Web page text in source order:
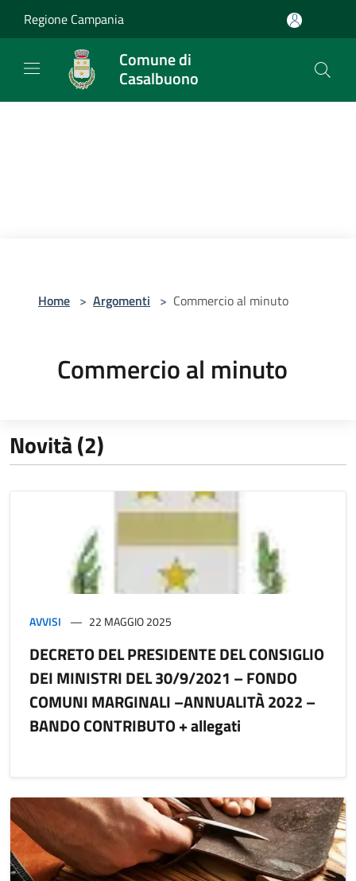
Regione Campania
Comune di
Casalbuono
Home > Argomenti > Commercio al minuto
Commercio al minuto
Novità (2)
AVVISI 22 MAGGIO 2025
DECRETO DEL PRESIDENTE DEL CONSIGLIO
DEI MINISTRI DEL 30/9/2021 – FONDO
COMUNI MARGINALI –ANNUALITÀ 2022 –
BANDO CONTRIBUTO + allegati